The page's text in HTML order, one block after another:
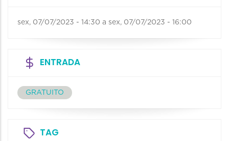
sex, 07/07/2023 - 14:30 a sex, 07/07/2023 - 16:00
ENTRADA
GRATUITO
TAG